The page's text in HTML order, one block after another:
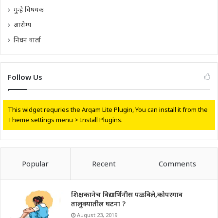
गुन्हे विषयक
आरोग्य
निधन वार्ता
Follow Us
This widget requries the Arqam Lite Plugin, You can install it from the
Theme settings menu > Install Plugins.
Popular Recent Comments
शिक्षकानेच विद्यार्थिनीस पळविले,कोपरगाव
तालुक्यातील घटना ?
August 23, 2019